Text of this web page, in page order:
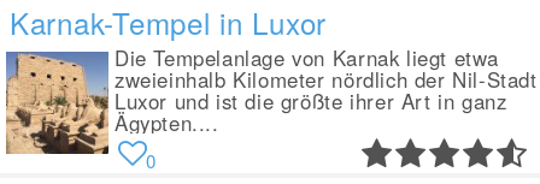
Karnak-Tempel in Luxor
Die Tempelanlage von Karnak liegt etwa
zweieinhalb Kilometer nördlich der Nil-Stadt
Luxor und ist die größte ihrer Art in ganz
Ägypten....
0